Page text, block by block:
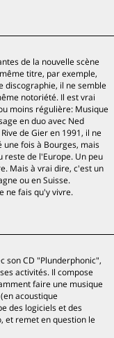
de la nouvelle scène
titre, par exemple,
discographie, il ne semble
notoriété. Il est vrai
moins régulière: Musique
en duo avec Ned
de Gier en 1991, il ne
une fois à Bourges, mais
reste de l'Europe. Un peu
Mais à vrai dire, c'est un
ou en Suisse.
ne fais qu'y vivre.
son CD "Plunderphonic",
activités. Il compose
faire une musique
acoustique
des logiciels et des
et remet en question le